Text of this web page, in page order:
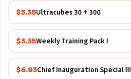
300 + 30 Ultracubes
$3.35
Weekly Training Pack I
$3.35
Chief Inauguration Special III
$6.93